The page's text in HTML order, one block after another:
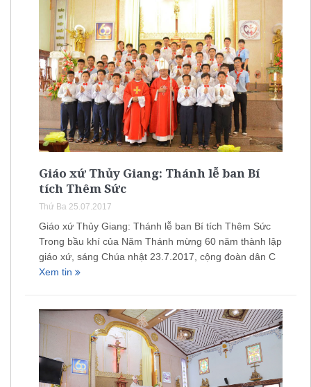
Giáo xứ Thủy Giang: Thánh lễ ban Bí
tích Thêm Sức
Thứ Ba 25.07.2017
Giáo xứ Thủy Giang: Thánh lễ ban Bí tích Thêm Sức
Trong bầu khí của Năm Thánh mừng 60 năm thành lập
giáo xứ, sáng Chúa nhật 23.7.2017, cộng đoàn dân C
Xem tin